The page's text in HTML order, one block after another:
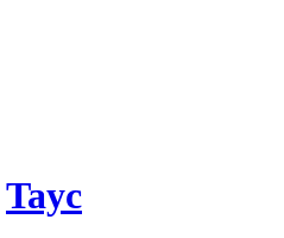
Tayc